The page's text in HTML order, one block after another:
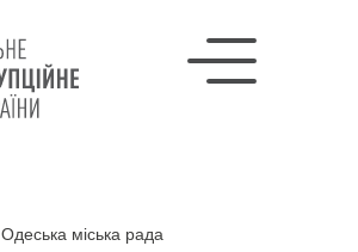
Одеська міська рада